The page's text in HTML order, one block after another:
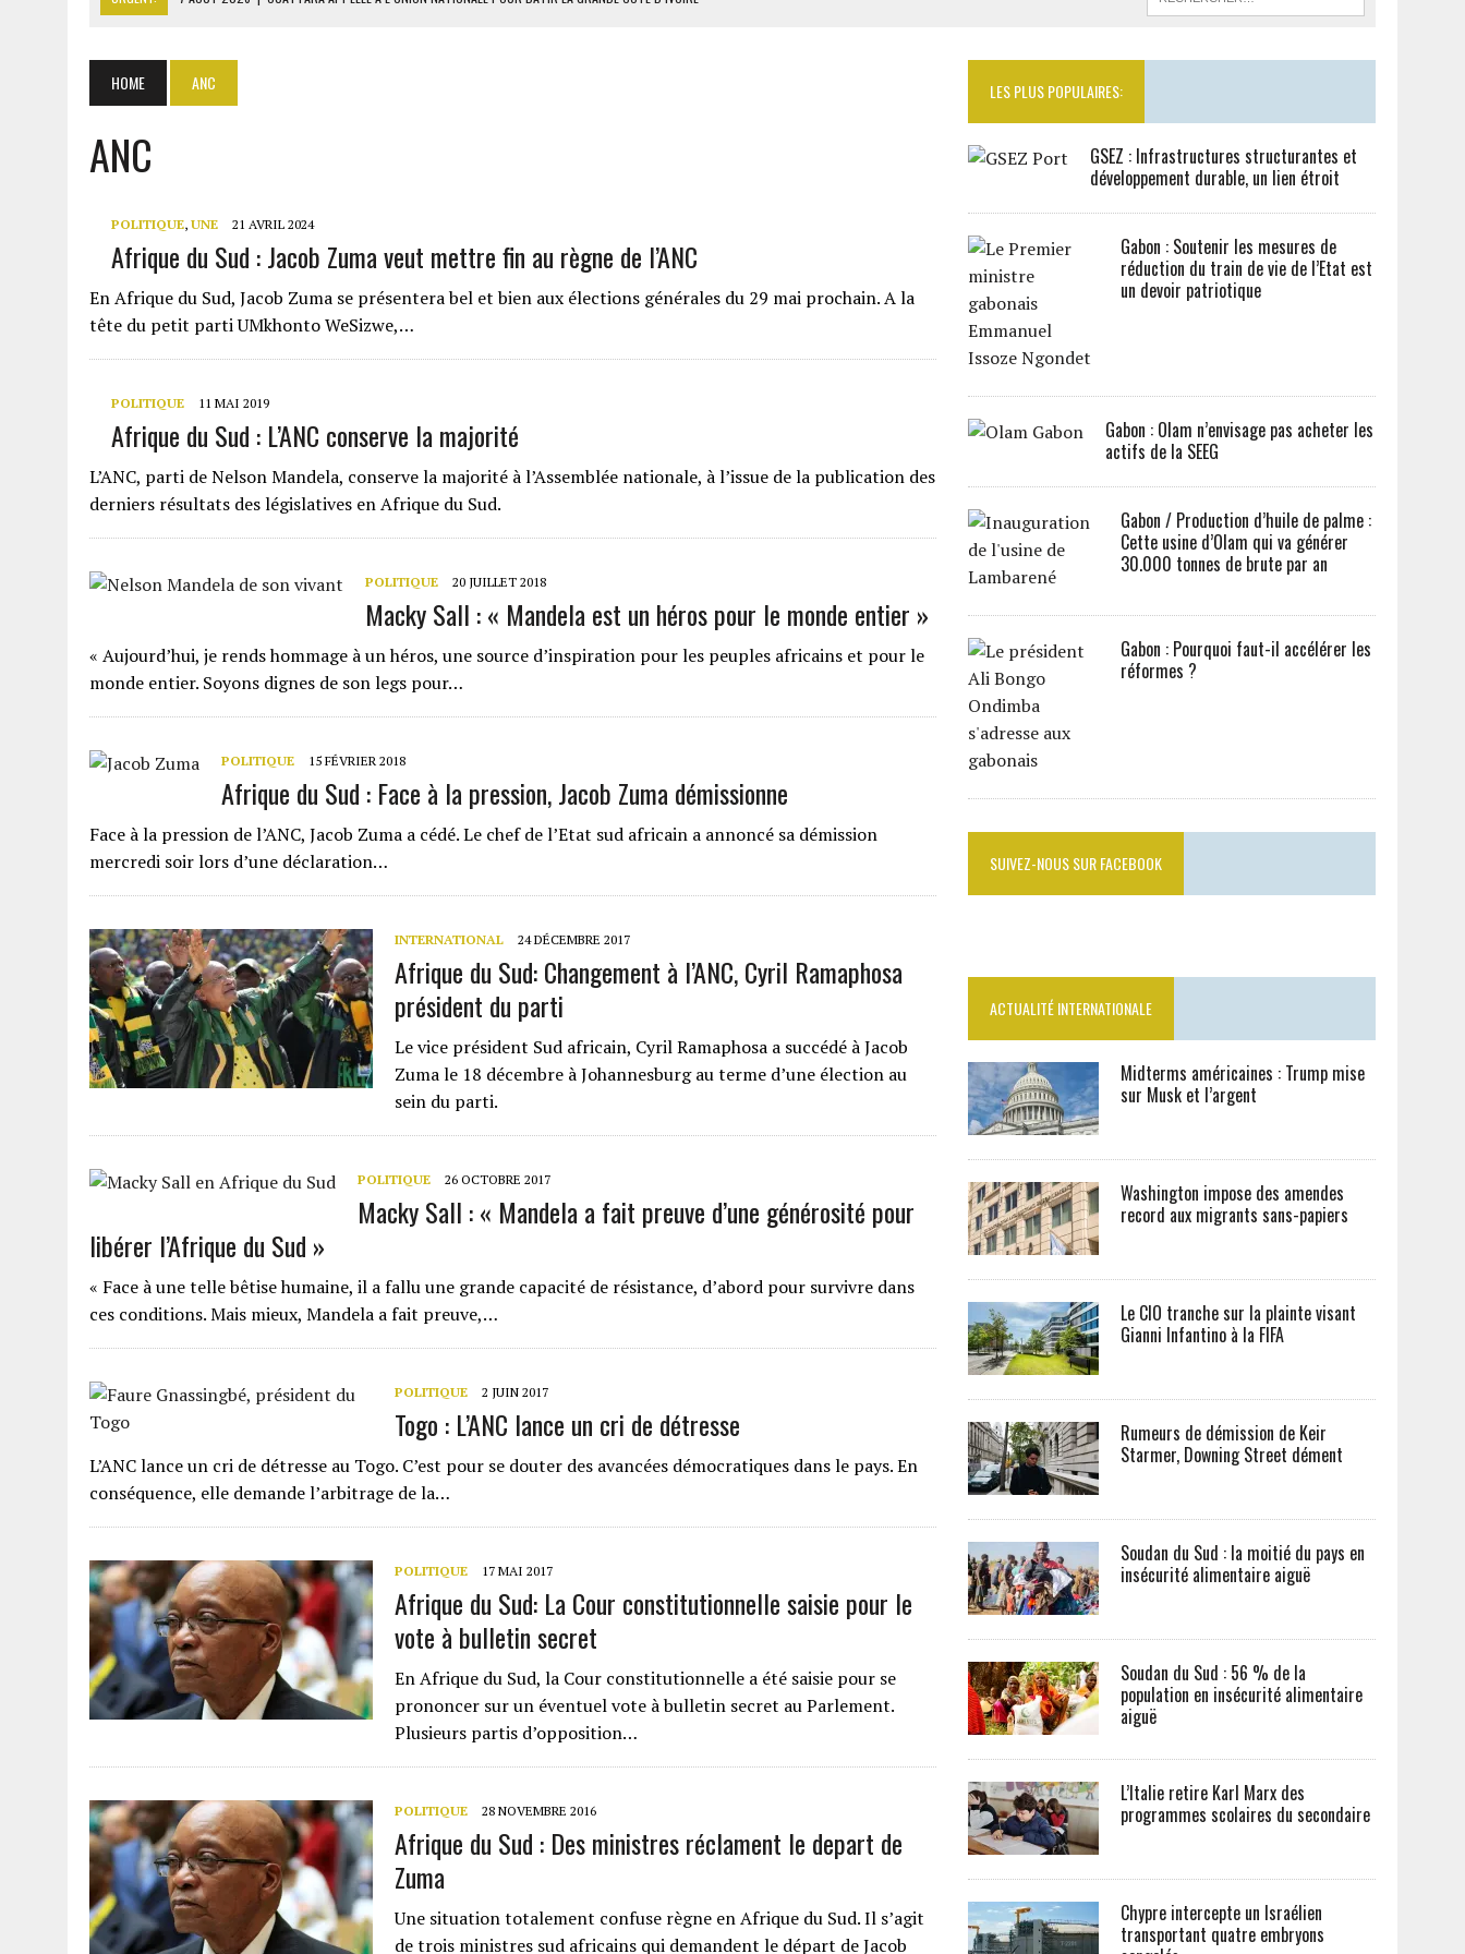
7 AOÛT 2026 | LE PREMIER MINISTRE GUINÉEN SALUE LE MODÈLE IVOIRIEN DE DÉVELOPPEMENT
7 AOÛT 2026
HOME ANC
ANC
POLITIQUE, UNE 21 AVRIL 2024
Afrique du Sud : Jacob Zuma veut mettre fin au règne de l’ANC
En Afrique du Sud, Jacob Zuma se présentera bel et bien aux élections générales du 29 mai prochain. A la
tête du petit parti UMkhonto WeSizwe,…
POLITIQUE 11 MAI 2019
Afrique du Sud : L’ANC conserve la majorité
L’ANC, parti de Nelson Mandela, conserve la majorité à l’Assemblée nationale, à l’issue de la publication des
derniers résultats des législatives en Afrique du Sud.
POLITIQUE 20 JUILLET 2018
Macky Sall : « Mandela est un héros pour le monde entier »
« Aujourd’hui, je rends hommage à un héros, une source d’inspiration pour les peuples africains et pour le
monde entier. Soyons dignes de son legs pour…
POLITIQUE 15 FÉVRIER 2018
Afrique du Sud : Face à la pression, Jacob Zuma démissionne
Face à la pression de l’ANC, Jacob Zuma a cédé. Le chef de l’Etat sud africain a annoncé sa démission
mercredi soir lors d’une déclaration…
INTERNATIONAL 24 DÉCEMBRE 2017
Afrique du Sud: Changement à l’ANC, Cyril Ramaphosa
président du parti
Le vice président Sud africain, Cyril Ramaphosa a succédé à Jacob
Zuma le 18 décembre à Johannesburg au terme d’une élection au
sein du parti.
POLITIQUE 26 OCTOBRE 2017
Macky Sall : « Mandela a fait preuve d’une générosité pour
libérer l’Afrique du Sud »
« Face à une telle bêtise humaine, il a fallu une grande capacité de résistance, d’abord pour survivre dans
ces conditions. Mais mieux, Mandela a fait preuve,…
POLITIQUE 2 JUIN 2017
Togo : L’ANC lance un cri de détresse
L’ANC lance un cri de détresse au Togo. C’est pour se douter des avancées démocratiques dans le pays. En
conséquence, elle demande l’arbitrage de la…
POLITIQUE 17 MAI 2017
Afrique du Sud: La Cour constitutionnelle saisie pour le
vote à bulletin secret
En Afrique du Sud, la Cour constitutionnelle a été saisie pour se
prononcer sur un éventuel vote à bulletin secret au Parlement.
Plusieurs partis d’opposition…
POLITIQUE 28 NOVEMBRE 2016
Afrique du Sud : Des ministres réclament le depart de
Zuma
Une situation totalement confuse règne en Afrique du Sud. Il s’agit
de trois ministres sud africains qui demandent le départ de Jacob
LES PLUS POPULAIRES:
GSEZ : Infrastructures structurantes et
développement durable, un lien étroit
Gabon : Soutenir les mesures de
réduction du train de vie de l’Etat est
un devoir patriotique
Gabon : Olam n’envisage pas acheter les
actifs de la SEEG
Gabon / Production d’huile de palme :
Cette usine d’Olam qui va générer
30.000 tonnes de brute par an
Gabon : Pourquoi faut-il accélérer les
réformes ?
SUIVEZ-NOUS SUR FACEBOOK
ACTUALITÉ INTERNATIONALE
Midterms américaines : Trump mise
sur Musk et l’argent
Washington impose des amendes
record aux migrants sans-papiers
Le CIO tranche sur la plainte visant
Gianni Infantino à la FIFA
Rumeurs de démission de Keir
Starmer, Downing Street dément
Soudan du Sud : la moitié du pays en
insécurité alimentaire aiguë
Soudan du Sud : 56 % de la
population en insécurité alimentaire
aiguë
L’Italie retire Karl Marx des
programmes scolaires du secondaire
Chypre intercepte un Israélien
transportant quatre embryons